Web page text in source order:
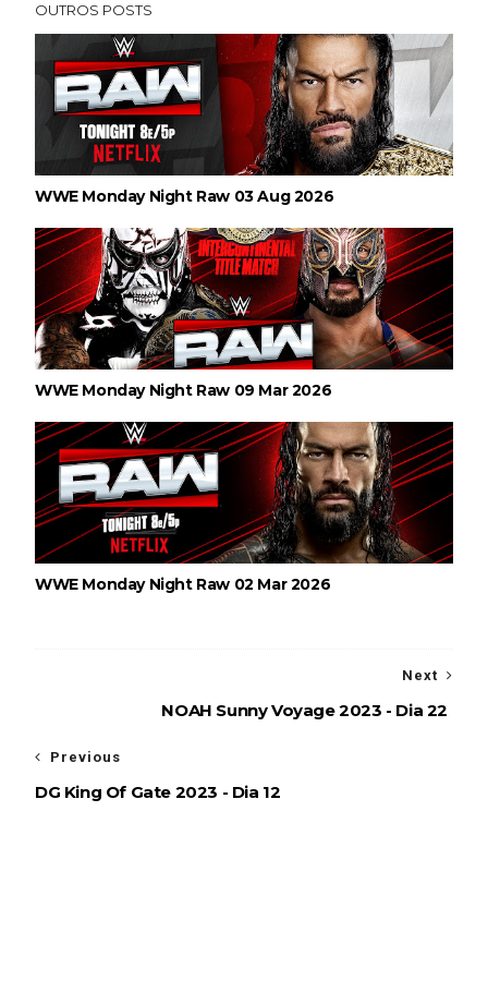
OUTROS POSTS
WWE Monday Night Raw 03 Aug 2026
WWE Monday Night Raw 09 Mar 2026
WWE Monday Night Raw 02 Mar 2026
Next
NOAH Sunny Voyage 2023 - Dia 22
Previous
DG King Of Gate 2023 - Dia 12